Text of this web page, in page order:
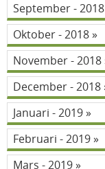
September - 2018
Oktober - 2018
November - 2018
December - 2018
Januari - 2019
Februari - 2019
Mars - 2019